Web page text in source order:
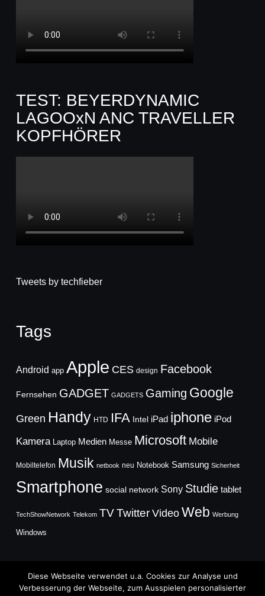
TEST: BEYERDYNAMIC
LAGOOxN ANC TRAVELLER
KOPFHÖRER
Tweets by techfieber
Tags
Android app Apple CES design Facebook
Fernsehen GADGET GADGETS Gaming Google
Green Handy HTD IFA Intel iPad iphone iPod
Kamera Laptop Medien Messe Microsoft Mobile
Mobiltelefon Musik netbook neu Notebook Samsung Sicherheit
Smartphone social network Sony Studie tablet
TechShowNetwork Telekom TVTwitter Video Web Werbung
Windows
Diese Webseite verwendet u.a. Cookies zur Analyse und
Verbesserung der Webseite, zum Ausspielen personalisierter